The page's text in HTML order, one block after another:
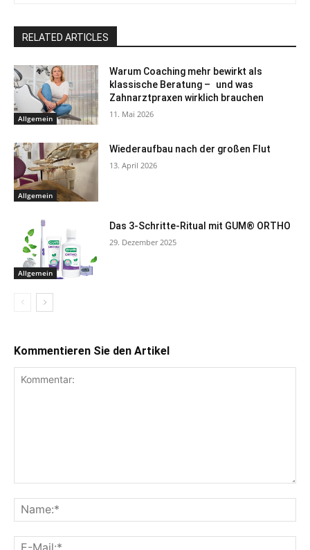
RELATED ARTICLES
Allgemein
Warum Coaching mehr bewirkt als
klassische Beratung – und was
Zahnarztpraxen wirklich brauchen
11. Mai 2026
Allgemein
Wiederaufbau nach der großen Flut
13. April 2026
Allgemein
Das 3-Schritte-Ritual mit GUM® ORTHO
29. Dezember 2025
Kommentieren Sie den Artikel